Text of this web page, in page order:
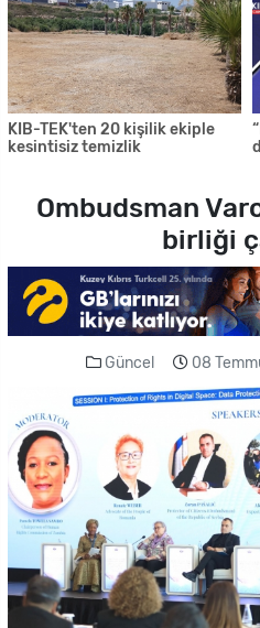
KIB-TEK'ten 20 kişilik ekiple
kesintisiz temizlik
Ombudsman
birliği
Güncel 08